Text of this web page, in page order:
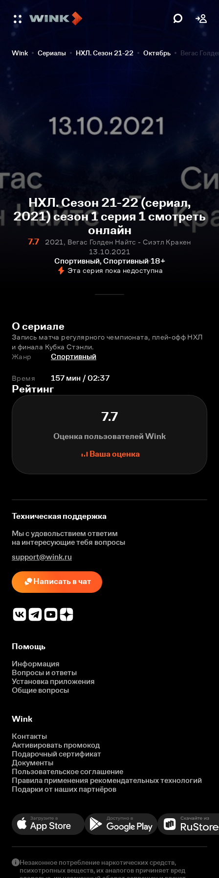
Wink Сериалы НХЛ. Сезон 21-22 Октябрь Вегас
НХЛ. Сезон 21-22 (сериал,
2021) сезон 1 серия 1 смотреть
онлайн
7.7
2021, Вегас Голден Найтс - Сиэтл Кракен
13.10.2021
Спортивный, Спортивный 18+
Эта серия пока недоступна
О сериале
Запись матча регулярного чемпионата, плей-офф НХЛ
и финала Кубка Стэнли.
Жанр
Спортивный
Время 157 мин / 02:37
Рейтинг
7.7
Оценка пользователей Wink
Ваша оценка
Техническая поддержка
Мы с удовольствием ответим
на интересующиетебя вопросы
support@wink.ru
Написать в чат
Помощь
Информация
Вопросы и ответы
Установка приложения
Общие вопросы
Wink
Контакты
Активировать промокод
Подарочный сертификат
Документы
Пользовательское соглашение
Правила применения рекомендательных технологий
Подарки от наших партнёров
Незаконное потребление наркотических средств,
психотропных веществ, их аналогов причиняет вред